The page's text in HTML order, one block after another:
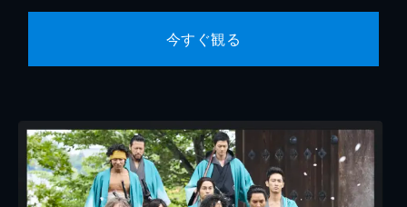
今すぐ観る